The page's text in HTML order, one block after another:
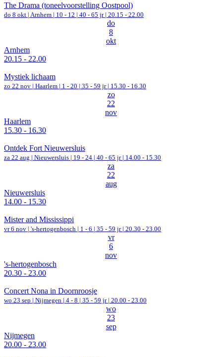
The Drama (toneelvoorstelling Oostpool)
do 8 okt | Arnhem | 10 - 12 | 40 - 65 jr | 20.15 - 22.00
do
8
okt
Arnhem
20.15 - 22.00
Mystiek lichaam
zo 22 nov | Haarlem | 1 - 20 | 35 - 59 jr | 15.30 - 16.30
zo
22
nov
Haarlem
15.30 - 16.30
Ontdek Fort Nieuwersluis
za 22 aug | Nieuwersluis | 19 - 24 | 40 - 65 jr | 14.00 - 15.30
za
22
aug
Nieuwersluis
14.00 - 15.30
Mister and Mississippi
vr 6 nov | 's-hertogenbosch | 1 - 6 | 35 - 59 jr | 20.30 - 23.00
vr
6
nov
's-hertogenbosch
20.30 - 23.00
Concert Nona in Doornroosje
wo 23 sep | Nijmegen | 4 - 8 | 35 - 59 jr | 20.00 - 23.00
wo
23
sep
Nijmegen
20.00 - 23.00